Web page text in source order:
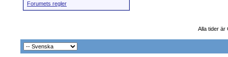
Forumets regler
Alla tider är